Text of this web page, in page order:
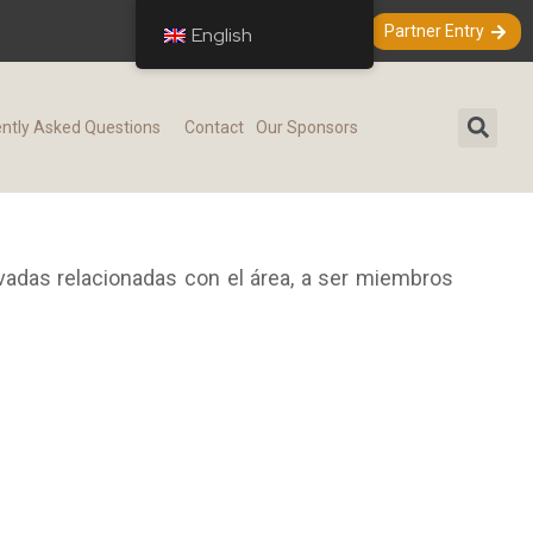
Partner Entry
Asked Questions Contact Our Sponsors
relacionadas con el área, a ser miembros
English